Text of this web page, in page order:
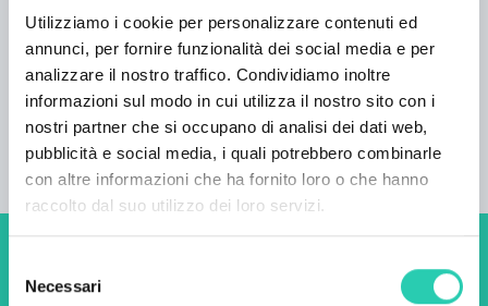
Utilizziamo i cookie per personalizzare contenuti ed
annunci, per fornire funzionalità dei social media e per
analizzare il nostro traffico. Condividiamo inoltre
informazioni sul modo in cui utilizza il nostro sito con i
nostri partner che si occupano di analisi dei dati web,
pubblicità e social media, i quali potrebbero combinarle
con altre informazioni che ha fornito loro o che hanno
raccolto dal suo utilizzo dei loro servizi.
delNecessari
Informazioni sull'arrivo: Arrivo dopo le 16.00
Partenza entro le 10.00
Non perderti i prossimi